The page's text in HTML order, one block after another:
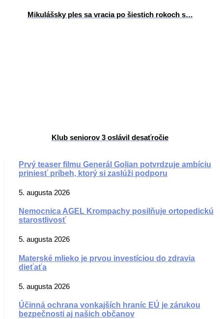
Mikulášsky ples sa vracia po šiestich rokoch s…
Klub seniorov 3 oslávil desaťročie
Prvý teaser filmu Generál Golian potvrdzuje ambíciu
priniesť príbeh, ktorý si zaslúži podporu
5. augusta 2026
Nemocnica AGEL Krompachy posilňuje ortopedickú
starostlivosť
5. augusta 2026
Materské mlieko je prvou investíciou do zdravia
dieťaťa
5. augusta 2026
Účinná ochrana vonkajších hraníc EÚ je zárukou
bezpečnosti aj našich občanov